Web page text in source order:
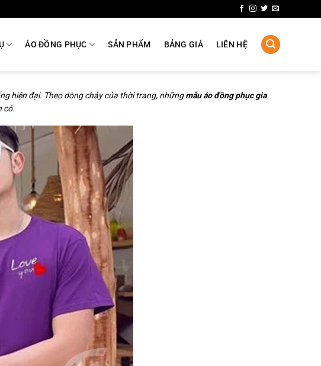
ÁO ĐỒNG PHỤC SẢN PHẨM BẢNG GIÁ LIÊN HỆ
hiện đại. Theo dòng chảy của thời trang, nhữngmẫu áo đồng phục gia
có.